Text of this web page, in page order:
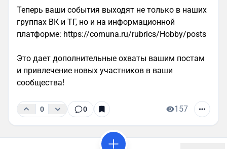
Теперь ваши события выходят не только в наших
группах ВК и ТГ, но и на информационной
платформе: https://comuna.ru/rubrics/Hobby/posts
Это дает дополнительные охваты вашим постам
и привлечение новых участников в ваши
сообщества!
0 0 157